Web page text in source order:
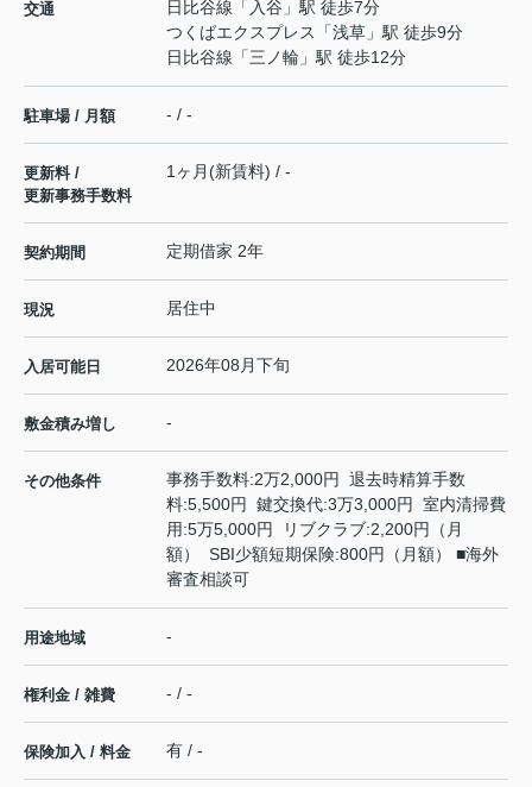
交通 日比谷線 「 入谷 」駅 徒歩7分
つくばエクスプレス
「浅草 」駅 徒歩9分
日比谷線 「三ノ輪 」駅 徒歩12分
駐車場 / 月額 - / -
更新料 /
更新事務手数料
1ヶ月(新賃料) / -
契約期間 定期借家 2年
現況 居住中
入居可能日 2026年08月下旬
敷金積み増し -
その他条件
事務手数料:2万2,000円 退去時精算手数
料:5,500円 鍵交換代:3万3,000円 室内清掃費
用:5万5,000円 リブクラブ:2,200円（月
額） SBI少額短期保険:800円（月額） ■海外
審査相談可
用途地域 -
権利金 / 雑費 - / -
保険加入 / 料金 有 / -